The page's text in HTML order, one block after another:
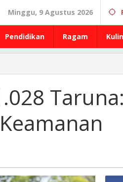
Minggu, 9 Agustus 2026
Pendidikan Ragam
Taruna: